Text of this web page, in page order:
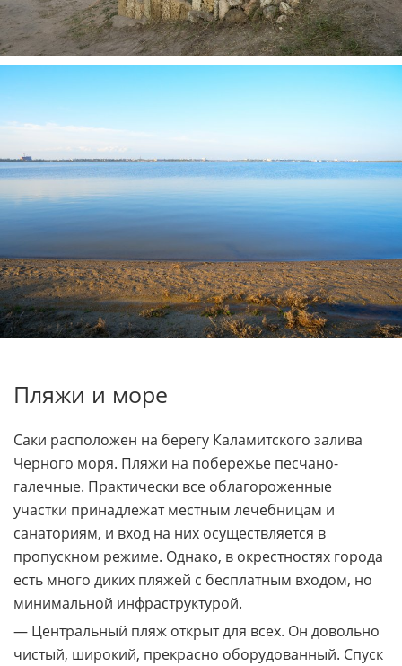
Пляжи и море
Саки расположен на берегу Каламитского залива
Черного моря. Пляжи на побережье песчано-
галечные. Практически все облагороженные
участки принадлежат местным лечебницам и
санаториям, и вход на них осуществляется в
пропускном режиме. Однако, в окрестностях города
есть много диких пляжей с бесплатным входом, но
минимальной инфраструктурой.
— Центральный пляж открыт для всех. Он довольно
чистый, широкий, прекрасно оборудованный. Спуск